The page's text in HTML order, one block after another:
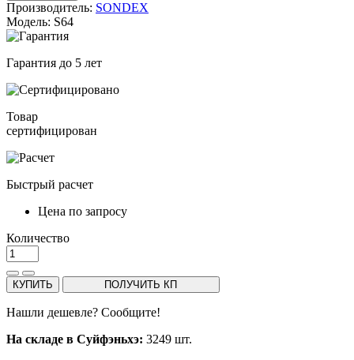
Производитель: SONDEX
Модель: S64
Гарантия до 5 лет
Товар
сертифицирован
Быстрый расчет
Цена по запросу
Количество
КУПИТЬ ПОЛУЧИТЬ КП
Нашли дешевле? Сообщите!
На складе в Суйфэньхэ: 3249 шт.